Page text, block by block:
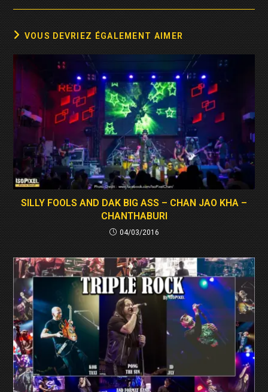
VOUS DEVRIEZ ÉGALEMENT AIMER
SILLY FOOLS AND DAK BIG ASS – CHAN JAO KHA –
CHANTHABURI
04/03/2016